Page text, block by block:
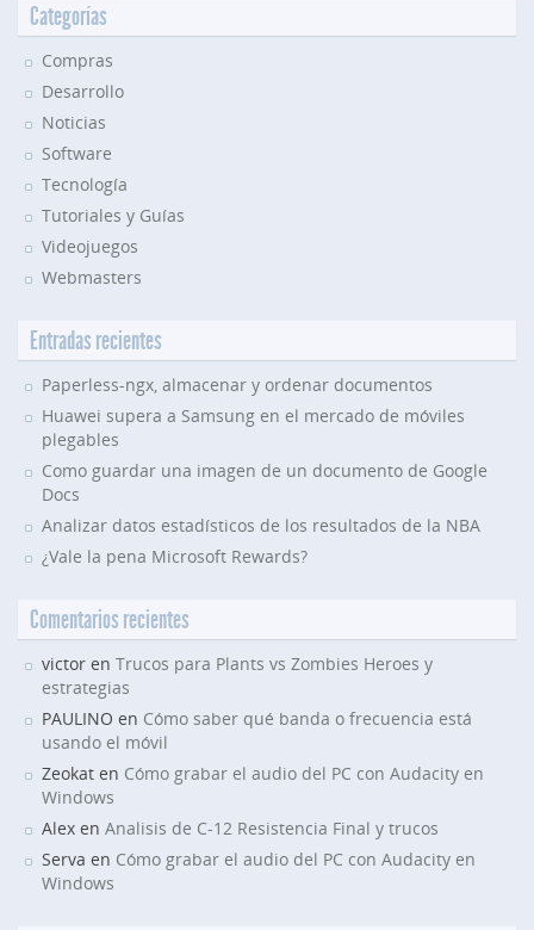
Categorías
Compras
Desarrollo
Noticias
Software
Tecnología
Tutoriales y Guías
Videojuegos
Webmasters
Entradas recientes
Paperless-ngx, almacenar y ordenar documentos
Huawei supera a Samsung en el mercado de móviles
plegables
Como guardar una imagen de un documento de Google
Docs
Analizar datos estadísticos de los resultados de la NBA
¿Vale la pena Microsoft Rewards?
Comentarios recientes
victor en Trucos para Plants vs Zombies Heroes y
estrategias
PAULINO en Cómo saber qué banda o frecuencia está
usando el móvil
Zeokat en Cómo grabar el audio del PC con Audacity en
Windows
Alex en Analisis de C-12 Resistencia Final y trucos
Serva en Cómo grabar el audio del PC con Audacity en
Windows